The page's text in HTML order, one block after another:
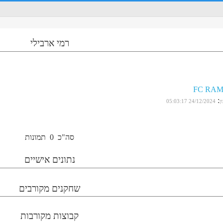
רמי ארבילי
FC
:
24/12/2024 05:03:17
סה"כ 0 תמונות
נתונים אישיים
שחקנים מקורבים
קבוצות מקורבות